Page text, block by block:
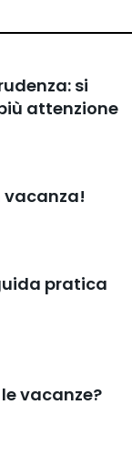
si
attenzione
vacanza!
pratica
vacanze?